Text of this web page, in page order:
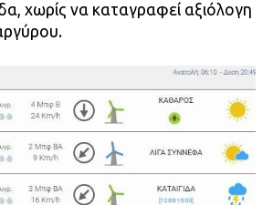
χωρίς να καταγραφεί αξιόλογη